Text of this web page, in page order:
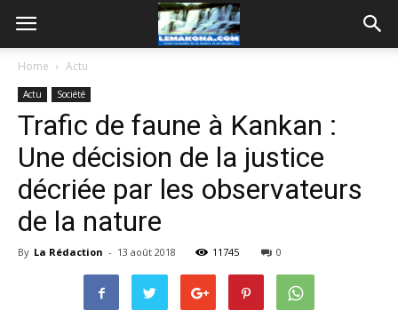
Home Actu
Actu Société
Trafic de faune à Kankan :
Une décision de la justice
décriée par les observateurs
de la nature
By La Rédaction - 13 août 2018 11745 0